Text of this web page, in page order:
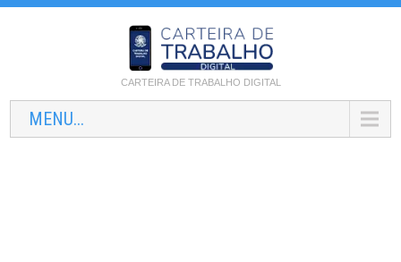
CARTEIRA DE TRABALHO DIGITAL
MENU...